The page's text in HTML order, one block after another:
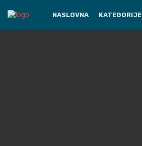
NASLOVNA KATEGORIJE